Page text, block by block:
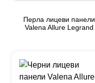
Перла лицеви панели
Valena Allure Legrand